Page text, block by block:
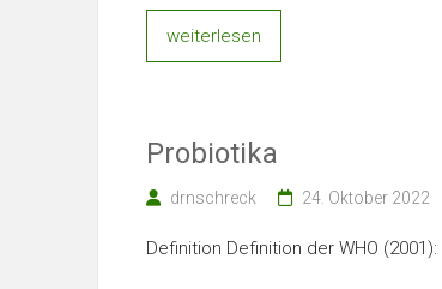
weiterlesen
Probiotika
drnschreck 24. Oktober 2022
Definition Definition der WHO